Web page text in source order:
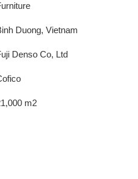
Duong, Vietnam
Denso Co, Ltd
m2